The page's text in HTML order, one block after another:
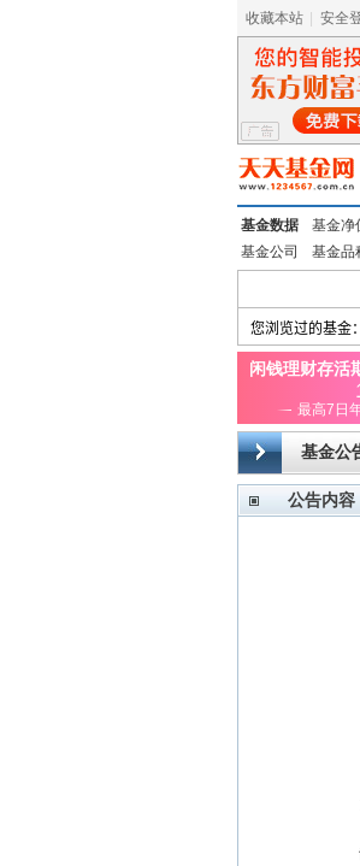
收藏本站 安全
基金数据 基金净
基金公司
基金品
基金公
公告内容